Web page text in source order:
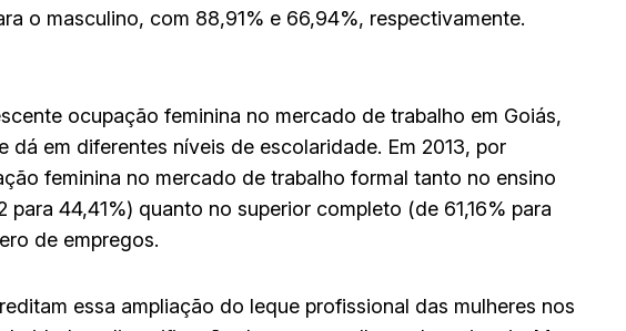
o masculino, com 88,91% e 66,94%, respectivamente.
ocupação feminina no mercado de trabalho em Goiás,
dá em diferentes níveis de escolaridade. Em 2013, por
feminina no mercado de trabalho formal tanto no ensino
44,41%) quanto no superior completo (de 61,16% para
de empregos.
essa ampliação do leque profissional das mulheres nos